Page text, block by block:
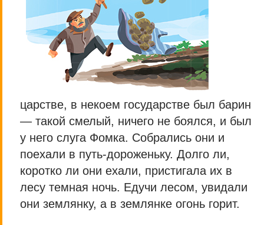
царстве, в некоем государстве был барин
— такой смелый, ничего не боялся, и был
у него слуга Фомка. Собрались они и
поехали в путь-дороженьку. Долго ли,
коротко ли они ехали, пристигала их в
лесу темная ночь. Едучи лесом, увидали
они землянку, а в землянке огонь горит.